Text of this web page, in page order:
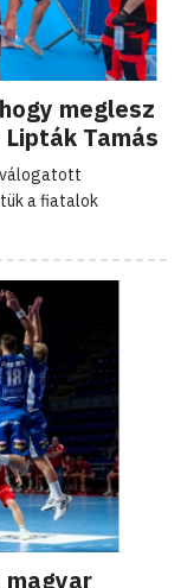
meglesz
Tamás
válogatott
a fiatalok